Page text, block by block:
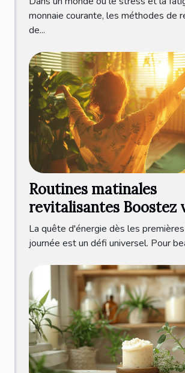
monnaie courante, les méthodes de
de...
Routines matinales
revitalisantes Boostez
énergie dès le réveil
La quête d'énergie dès les
journée est un défi universel. Pour